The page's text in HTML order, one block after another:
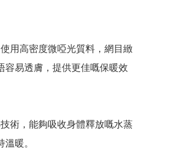
用高密度微啞光質料，網目緻
容易透膚，提供更佳嘅保暖效
術，能夠吸收身體釋放嘅水蒸
暖。